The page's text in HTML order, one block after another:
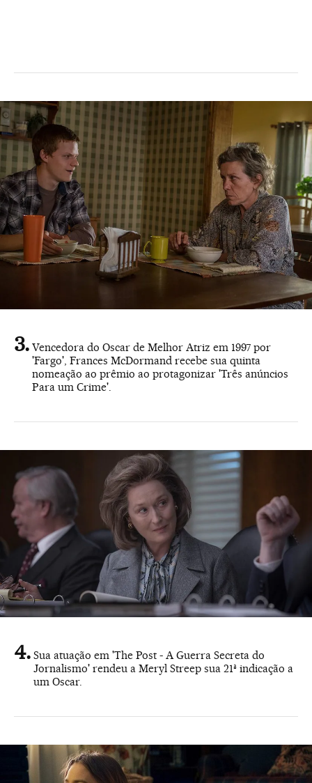
Vencedora do Oscar de Melhor Atriz em 1997 por
'Fargo', Frances McDormand recebe sua quinta
nomeação ao prêmio ao protagonizar 'Três anúncios
Para um Crime'.
Sua atuação em 'The Post - A Guerra Secreta do
Jornalismo' rendeu a Meryl Streep sua 21ª indicação a
um Oscar.